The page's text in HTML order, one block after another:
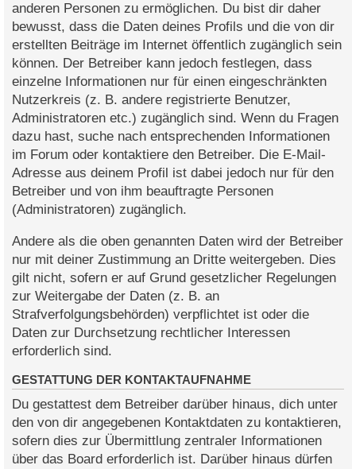
anderen Personen zu ermöglichen. Du bist dir daher
bewusst, dass die Daten deines Profils und die von dir
erstellten Beiträge im Internet öffentlich zugänglich sein
können. Der Betreiber kann jedoch festlegen, dass
einzelne Informationen nur für einen eingeschränkten
Nutzerkreis (z. B. andere registrierte Benutzer,
Administratoren etc.) zugänglich sind. Wenn du Fragen
dazu hast, suche nach entsprechenden Informationen
im Forum oder kontaktiere den Betreiber. Die E-Mail-
Adresse aus deinem Profil ist dabei jedoch nur für den
Betreiber und von ihm beauftragte Personen
(Administratoren) zugänglich.
Andere als die oben genannten Daten wird der Betreiber
nur mit deiner Zustimmung an Dritte weitergeben. Dies
gilt nicht, sofern er auf Grund gesetzlicher Regelungen
zur Weitergabe der Daten (z. B. an
Strafverfolgungsbehörden) verpflichtet ist oder die
Daten zur Durchsetzung rechtlicher Interessen
erforderlich sind.
GESTATTUNG DER KONTAKTAUFNAHME
Du gestattest dem Betreiber darüber hinaus, dich unter
den von dir angegebenen Kontaktdaten zu kontaktieren,
sofern dies zur Übermittlung zentraler Informationen
über das Board erforderlich ist. Darüber hinaus dürfen